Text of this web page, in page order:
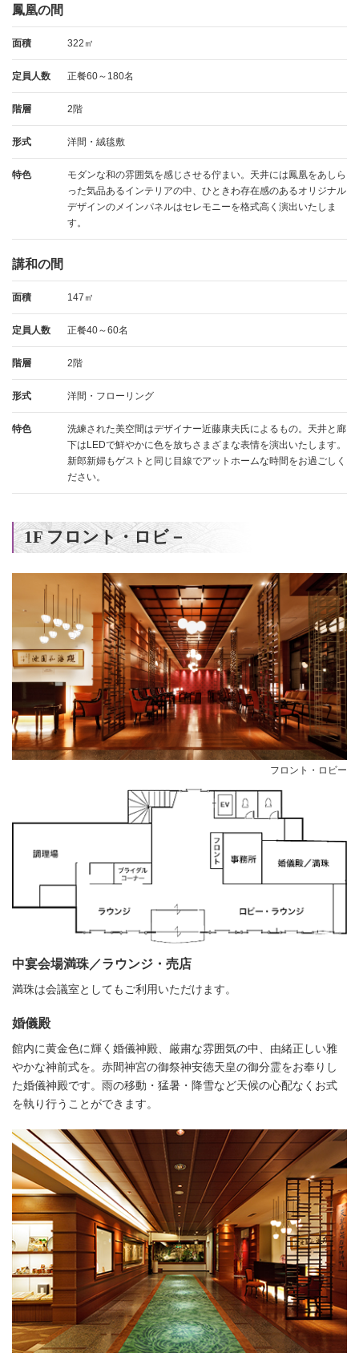
鳳凰の間
面積 322㎡
定員人数 正餐60～180名
階層 2階
形式 洋間・絨毯敷
特色
モダンな和の雰囲気を感じさせる佇まい。天井には鳳凰をあしら
った気品あるインテリアの中、ひときわ存在感のあるオリジナル
デザインのメインパネルはセレモニーを格式高く演出いたしま
す。
講和の間
面積 147㎡
定員人数 正餐40～60名
階層 2階
形式 洋間・フローリング
特色
洗練された美空間はデザイナー近藤康夫氏によるもの。天井と廊
下はLEDで鮮やかに色を放ちさまざまな表情を演出いたします。
新郎新婦もゲストと同じ目線でアットホームな時間をお過ごしく
ださい。
1F フロント・ロビ－
フロント・ロビー
中宴会場満珠／ラウンジ・売店
満珠は会議室としてもご利用いただけます。
婚儀殿
館内に黄金色に輝く婚儀神殿、厳粛な雰囲気の中、由緒正しい雅
やかな神前式を。赤間神宮の御祭神安徳天皇の御分霊をお奉りし
た婚儀神殿です。雨の移動・猛暑・降雪など天候の心配なくお式
を執り行うことができます。